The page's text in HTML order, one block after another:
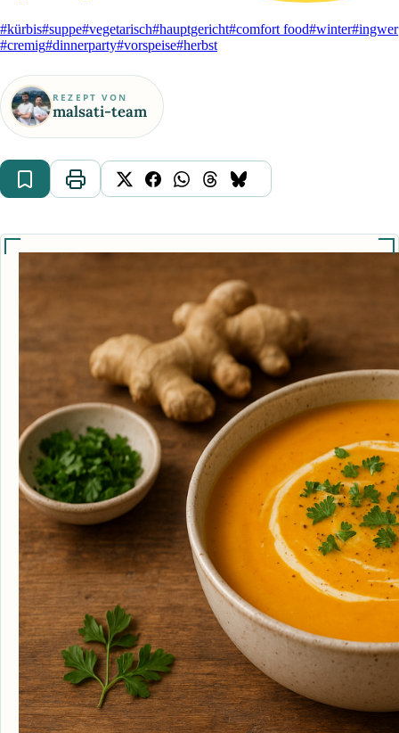
#kürbis#suppe#vegetarisch#hauptgericht#comfort food#winter#ingwer
#cremig#dinnerparty#vorspeise#herbst
REZEPT VON
malsati-team